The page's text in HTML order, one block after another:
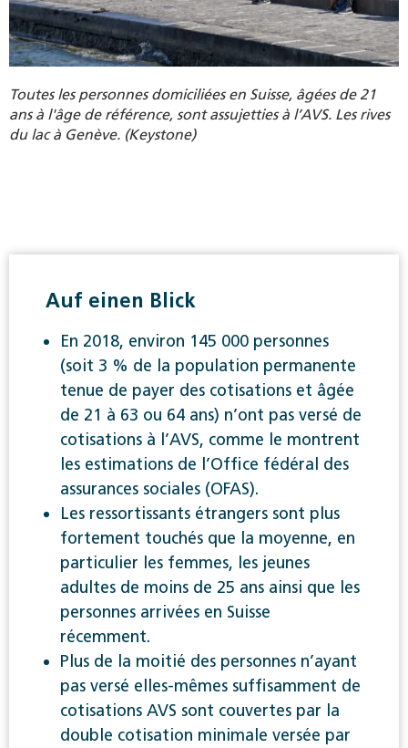
Toutes les personnes domiciliées en Suisse, âgées de 21
ans à l'âge de référence, sont assujetties à l’AVS. Les rives
du lac à Genève. (Keystone)
Auf einen Blick
En 2018, environ 145 000 personnes
(soit 3 % de la population permanente
tenue de payer des cotisations et âgée
de 21 à 63 ou 64 ans) n’ont pas versé de
cotisations à l’AVS, comme le montrent
les estimations de l’Office fédéral des
assurances sociales (OFAS).
Les ressortissants étrangers sont plus
fortement touchés que la moyenne, en
particulier les femmes, les jeunes
adultes de moins de 25 ans ainsi que les
personnes arrivées en Suisse
récemment.
Plus de la moitié des personnes n’ayant
pas versé elles-mêmes suffisamment de
cotisations AVS sont couvertes par la
double cotisation minimale versée par